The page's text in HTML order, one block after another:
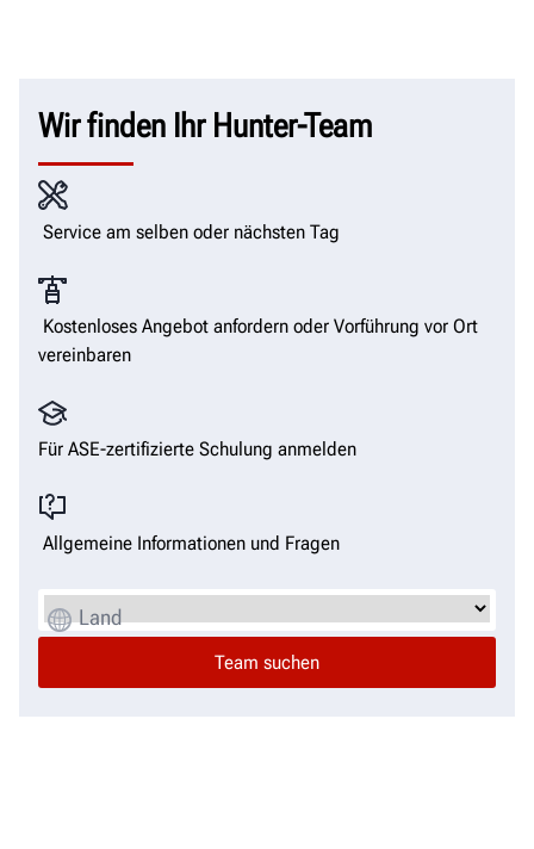
Wir finden Ihr Hunter-Team
Service am selben oder nächsten Tag
Kostenloses Angebot anfordern oder Vorführung vor Ort
vereinbaren
Für ASE-zertifizierte Schulung anmelden
Allgemeine Informationen und Fragen
Land